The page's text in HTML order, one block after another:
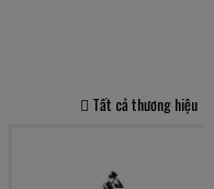
Tất cả thương hiệu